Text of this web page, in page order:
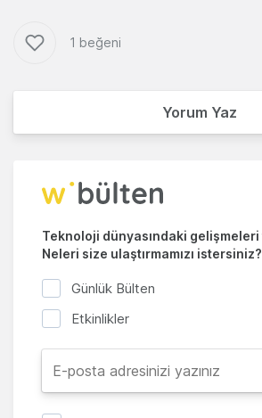
1 beğeni
Yorum Yaz
Teknoloji dünyasındaki
Neleri size ulaştırmamızı istersiniz?
Günlük Bülten
Etkinlikler